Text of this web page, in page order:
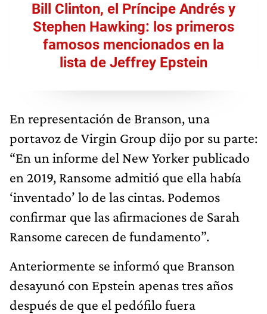
Bill Clinton, el Príncipe Andrés y
Stephen Hawking: los primeros
famosos mencionados en la
lista de Jeffrey Epstein
En representación de Branson, una
portavoz de Virgin Group dijo por su parte:
“En un informe del New Yorker publicado
en 2019, Ransome admitió que ella había
‘inventado’ lo de las cintas. Podemos
confirmar que las afirmaciones de Sarah
Ransome carecen de fundamento”.
Anteriormente se informó que Branson
desayunó con Epstein apenas tres años
después de que el pedófilo fuera